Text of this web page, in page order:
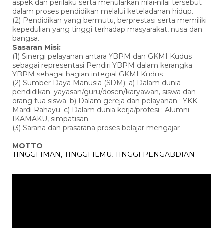
aspek dan perilaku serta menularkan nilai-nilai tersebut
dalam proses pendidikan melalui keteladanan hidup.
(2) Pendidikan yang bermutu, berprestasi serta memiliki
kepedulian yang tinggi terhadap masyarakat, nusa dan
bangsa.
Sasaran Misi:
(1) Sinergi pelayanan antara YBPM dan GKMI Kudus
sebagai representasi Pendiri YBPM dalam kerangka
YBPM sebagai bagian integral GKMI Kudus
(2) Sumber Daya Manusia (SDM): a) Dalam dunia
pendidikan: yayasan/guru/dosen/karyawan, siswa dan
orang tua siswa. b) Dalam gereja dan pelayanan : YKK
Mardi Rahayu. c) Dalam dunia kerja/profesi : Alumni-
IKAMAKU, simpatisan.
(3) Sarana dan prasarana proses belajar mengajar
MOTTO
TINGGI IMAN, TINGGI ILMU, TINGGI PENGABDIAN